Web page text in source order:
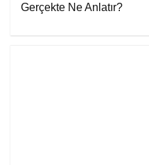
Gerçekte Ne Anlatır?